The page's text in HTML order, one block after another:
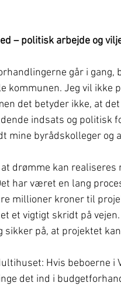
– politisk arbejde og
går i
kommunen. Jeg vil ikke
det betyder ikke, at
indsats og politisk
mine byrådskolleger
drømme kan realiseres
har været en lang
millioner kroner til
et vigtigt skridt på
sikker på, at projektet
Hvis beboerne i
det ind i